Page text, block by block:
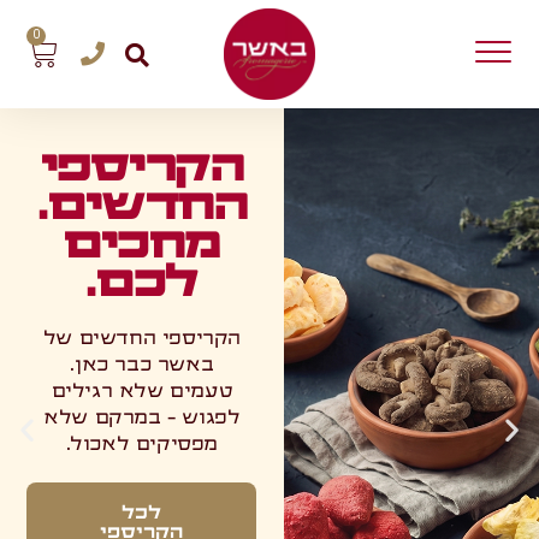
0
הקריספי
החדשים.
מחכים
לכם.
הקריספי החדשים של
באשר כבר כאן.
טעמים שלא רגילים
לפגוש – במרקם שלא
מפסיקים לאכול.
לכל
הקריספי